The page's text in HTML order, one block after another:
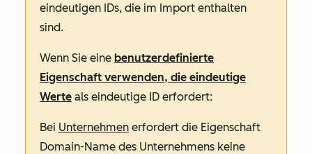
eindeutigen IDs, die im Import enthalten
sind.
Wenn Sie eine benutzerdefinierte
Eigenschaft verwenden, die eindeutige
Werte als eindeutige ID erfordert:
Bei Unternehmen erfordert die Eigenschaft
Domain-Name des Unternehmens keine